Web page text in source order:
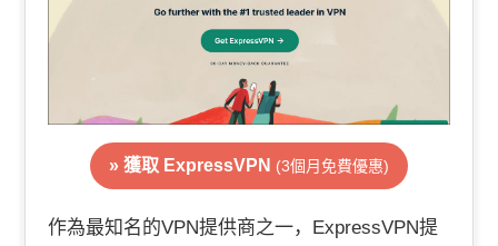
» 獲取 ExpressVPN (3個月免費優惠)
作為最知名的VPN提供商之一，ExpressVPN提